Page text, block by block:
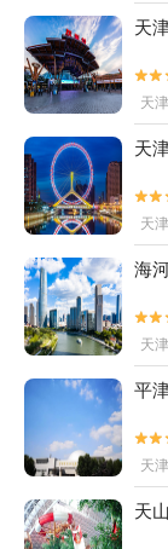
天
天
天
天
海
天
平
天
天